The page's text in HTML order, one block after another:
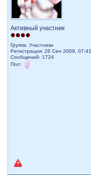
Активный участник
Группа: Участники
Регистрация: 26 Сен 2009, 07:41
Сообщений: 1724
Пол: